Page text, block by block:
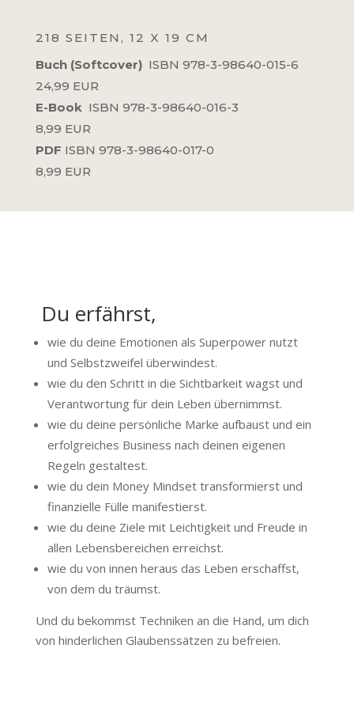
218 SEITEN, 12 X 19 CM
Buch (Softcover)ISBN 978-3-98640-015-6
24,99 EUR
E-BookISBN 978-3-98640-016-3
8,99 EUR
PDF ISBN 978-3-98640-017-0
8,99 EUR
Du erfährst,
wie du deine Emotionen als Superpower nutzt
und Selbstzweifel überwindest.
wie du den Schritt in die Sichtbarkeit wagst und
Verantwortung für dein Leben übernimmst.
wie du deine persönliche Marke aufbaust und ein
erfolgreiches Business nach deinen eigenen
Regeln gestaltest.
wie du dein Money Mindset transformierst und
finanzielle Fülle manifestierst.
wie du deine Ziele mit Leichtigkeit und Freude in
allen Lebensbereichen erreichst.
wie du von innen heraus das Leben erschaffst,
von dem du träumst.
Und du bekommst Techniken an die Hand, um dich
von hinderlichen Glaubenssätzen zu befreien.